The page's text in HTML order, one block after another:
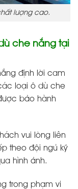
lượng cao.
che nắng tại
định lời cam
loại ô dù che
bảo hành
vui lòng liên
theo đội ngủ kỹ
hình ảnh.
trong phạm vi